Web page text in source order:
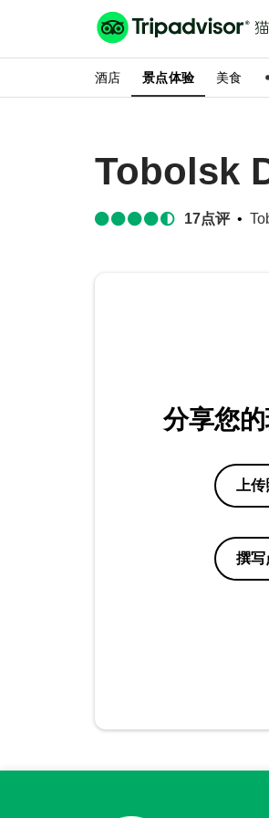
猫途鹰:景点、酒店、美食
点评
酒店 景点体验 美食
Tobolsk
17点评
分享您
上
撰写